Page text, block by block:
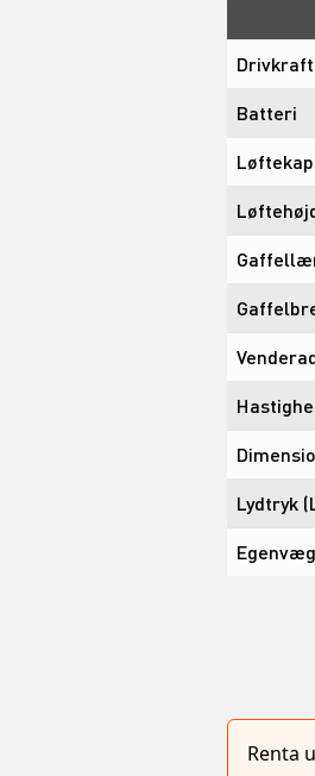
Drivkraft
Batteri
Lydtryk
Renta